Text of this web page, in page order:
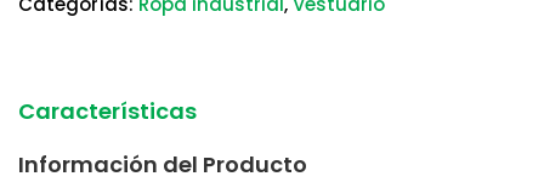
Características
Información del Producto